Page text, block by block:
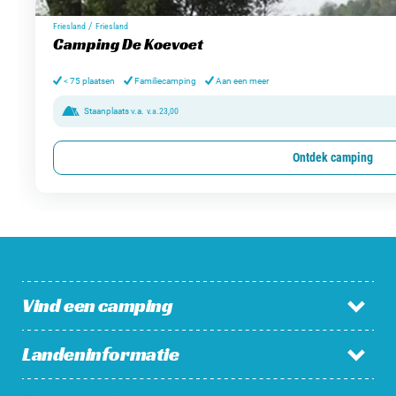
Friesland / Friesland
Camping De Koevoet
< 75 plaatsen Familiecamping Aan een meer
Staanplaats v.a. v.a.23,00
Ontdek camping
Vind een camping
Campings in Nederland
Campings in België
Landeninformatie